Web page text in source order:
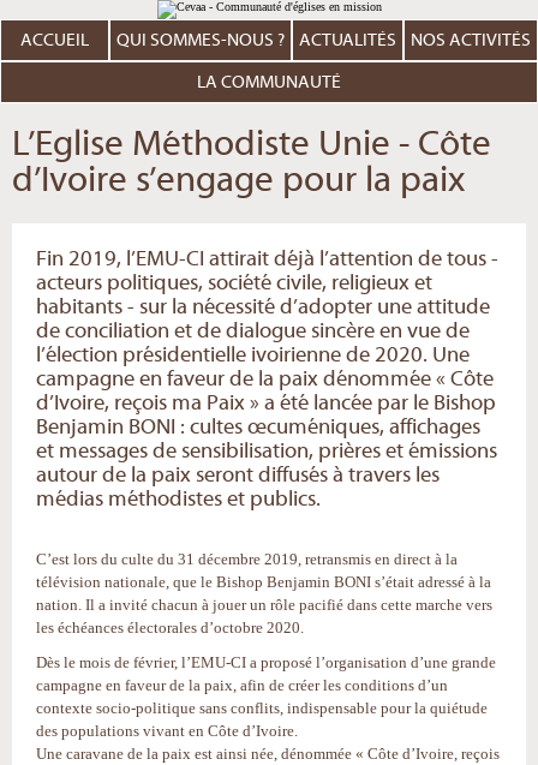
au
contenu.
Aller
personnels
ACCUEIL QUI SOMMES-NOUS ? ACTUALITÉS NOS ACTIVITÉS
LA COMMUNAUTÉ
L’Eglise Méthodiste Unie - Côte
d’Ivoire s’engage pour la paix
Fin 2019, l’EMU-CI attirait déjà l’attention de tous -
acteurs politiques, société civile, religieux et
habitants - sur la nécessité d’adopter une attitude
de conciliation et de dialogue sincère en vue de
l’élection présidentielle ivoirienne de 2020. Une
campagne en faveur de la paix dénommée « Côte
d’Ivoire, reçois ma Paix » a été lancée par le Bishop
Benjamin BONI : cultes œcuméniques, affichages
et messages de sensibilisation, prières et émissions
autour de la paix seront diffusés à travers les
médias méthodistes et publics.
C’est lors du culte du 31 décembre 2019, retransmis en direct à la
télévision nationale, que le Bishop Benjamin BONI s’était adressé à la
nation. Il a invité chacun à jouer un rôle pacifié dans cette marche vers
les échéances électorales d’octobre 2020.
Dès le mois de février, l’EMU-CI a proposé l’organisation d’une grande
campagne en faveur de la paix, afin de créer les conditions d’un
contexte socio-politique sans conflits, indispensable pour la quiétude
des populations vivant en Côte d’Ivoire.
Une caravane de la paix est ainsi née, dénommée « Côte d’Ivoire, reçois